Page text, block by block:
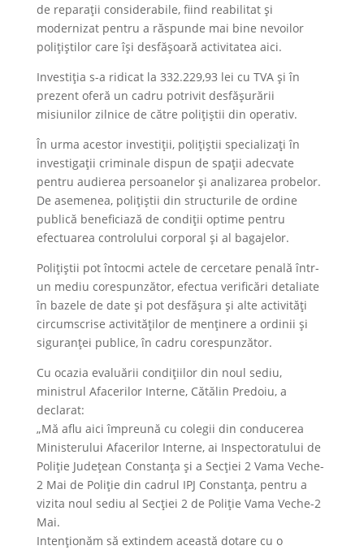
de reparații considerabile, fiind reabilitat și
modernizat pentru a răspunde mai bine nevoilor
polițiștilor care își desfășoară activitatea aici.
Investiția s-a ridicat la 332.229,93 lei cu TVA și în
prezent oferă un cadru potrivit desfășurării
misiunilor zilnice de către polițiștii din operativ.
În urma acestor investiții, polițiștii specializați în
investigații criminale dispun de spații adecvate
pentru audierea persoanelor și analizarea probelor.
De asemenea, polițiștii din structurile de ordine
publică beneficiază de condiții optime pentru
efectuarea controlului corporal și al bagajelor.
Polițiștii pot întocmi actele de cercetare penală într-
un mediu corespunzător, efectua verificări detaliate
în bazele de date și pot desfășura și alte activități
circumscrise activităților de menținere a ordinii și
siguranței publice, în cadru corespunzător.
Cu ocazia evaluării condițiilor din noul sediu,
ministrul Afacerilor Interne, Cătălin Predoiu, a
declarat:
„Mă aflu aici împreună cu colegii din conducerea
Ministerului Afacerilor Interne, ai Inspectoratului de
Poliție Județean Constanța și a Secției 2 Vama Veche-
2 Mai de Poliție din cadrul IPJ Constanța, pentru a
vizita noul sediu al Secției 2 de Poliție Vama Veche-2
Mai.
Intenționăm să extindem această dotare cu o